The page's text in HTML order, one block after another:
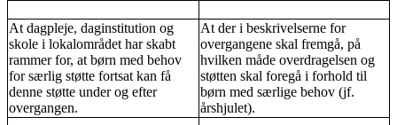
At dagpleje, daginstitution og
skole i lokalområdet har skabt
rammer for, at børn med behov
for særlig støtte fortsat kan få
denne støtte under og efter
overgangen.
At der i beskrivelserne for
overgangene skal fremgå, på
hvilken måde overdragelsen og
støtten skal foregå i forhold til
børn med særlige behov (jf.
årshjulet).